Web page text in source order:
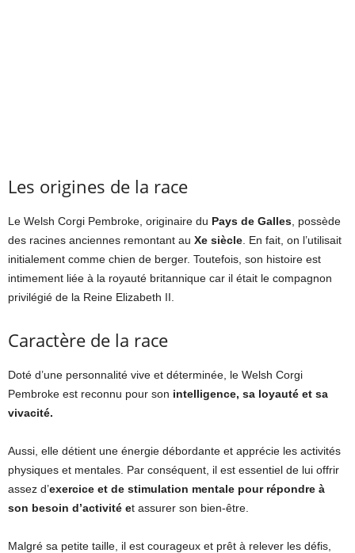
Les origines de la race
Le Welsh Corgi Pembroke, originaire du Pays de Galles , possède
des racines anciennes remontant au Xe siècle . En fait, on l’utilisait
initialement comme chien de berger. Toutefois, son histoire est
intimement liée à la royauté britannique car il était le compagnon
privilégié de la Reine Elizabeth II.
Caractère de la race
Doté d’une personnalité vive et déterminée, le Welsh Corgi
Pembroke est reconnu pour son intelligence, sa loyauté et sa
vivacité.
Aussi, elle détient une énergie débordante et apprécie les activités
physiques et mentales. Par conséquent, il est essentiel de lui offrir
assez d’exercice et de stimulation mentale pour répondre à
son besoin d’activité et assurer son bien-être.
Malgré sa petite taille, il est courageux et prêt à relever les défis,